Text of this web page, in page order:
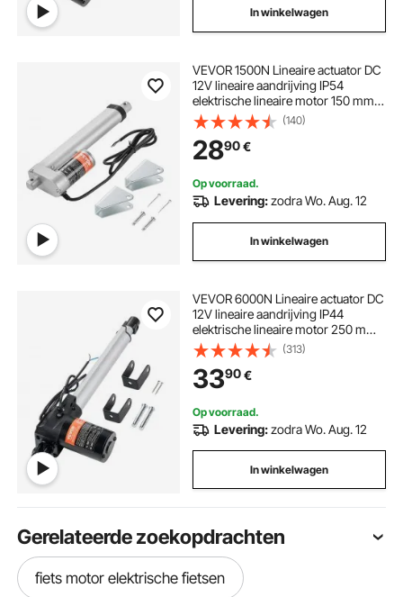
In winkelwagen
VEVOR 1500N Lineaire actuator DC
12V lineaire aandrijving IP54
elektrische lineaire motor 150 mm
slag Geluidsniveau ≤60 dB
Elektrische deuropener 5 mm/s
rijsnelheid Lineaire technologie
Aanpassingsaandrijving
(140)
2890€
Op voorraad.
Levering:zodra Wo. Aug. 12
In winkelwagen
VEVOR 6000N Lineaire actuator DC
12V lineaire aandrijving IP44
elektrische lineaire motor 250 mm
slaglengte Geluidsniveau ≤ 50 dB
Elektrische deuropener 5 mm/s
Reissnelheid Lineaire technologie
Aanpassing aandrijving
(313)
3390€
Op voorraad.
Levering:zodra Wo. Aug. 12
In winkelwagen
Gerelateerde zoekopdrachten
fiets motor elektrische fietsen